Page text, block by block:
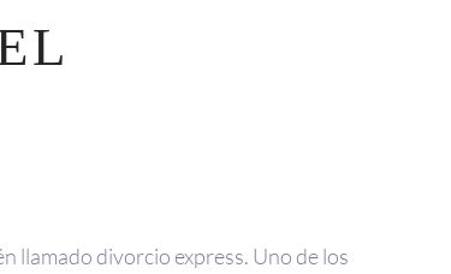
llamado divorcio express. Uno de los